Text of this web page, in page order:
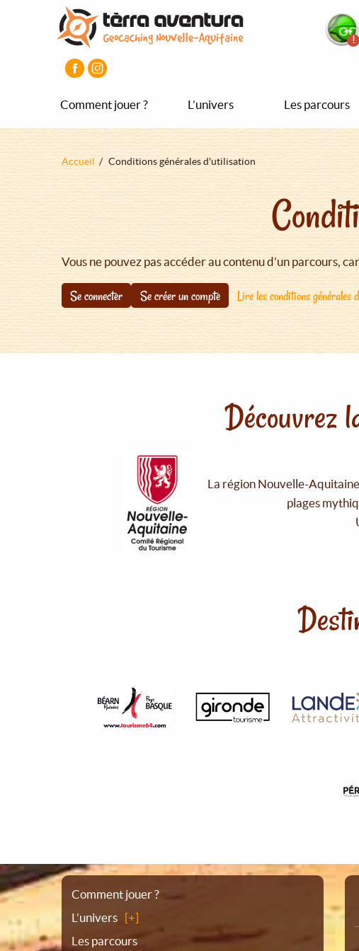
Comment jouer ? L’univers Les parcours
Fil
Accueil Conditions générales d'utilisation
Vous ne pouvez pas accéder au contenu d'un parcours,
Se connecter Se créer un compte Lire les conditions générales
Découvrez
La région Nouvelle-
plages
Plan
du
Comment jouer ?
L’univers
Les parcours